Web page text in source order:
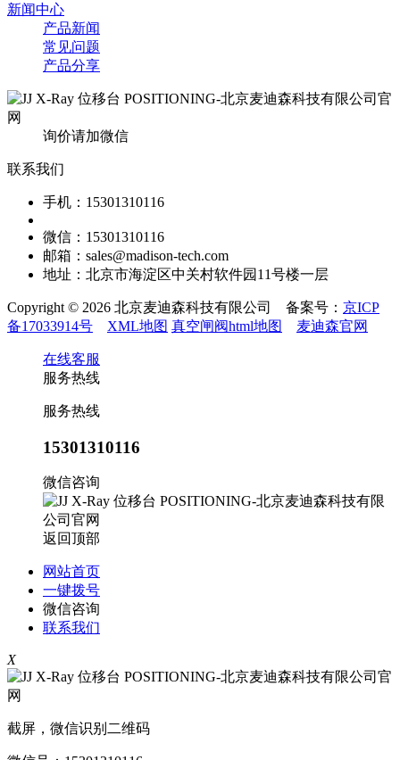
新闻中心
产品新闻
常见问题
产品分享
询价请加微信
联系我们
手机：15301310116
微信：15301310116
邮箱：sales@madison-tech.com
地址：北京市海淀区中关村软件园11号楼一层
Copyright © 2026 北京麦迪森科技有限公司 备案号： 京ICP
备17033914号
XML地图 真空闸阀html地图 麦迪森官网
在线客服
服务热线
服务热线
15301310116
微信咨询
返回顶部
网站首页
一键拨号
微信咨询
联系我们
X
截屏，微信识别二维码